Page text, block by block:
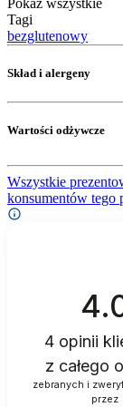
Pokaż wszystkie
Tagi
bezglutenowy
Skład i alergeny
Wartości odżywcze
Wszystkie
konsumentów tego
4opinii
z całego
zebranych i
przez